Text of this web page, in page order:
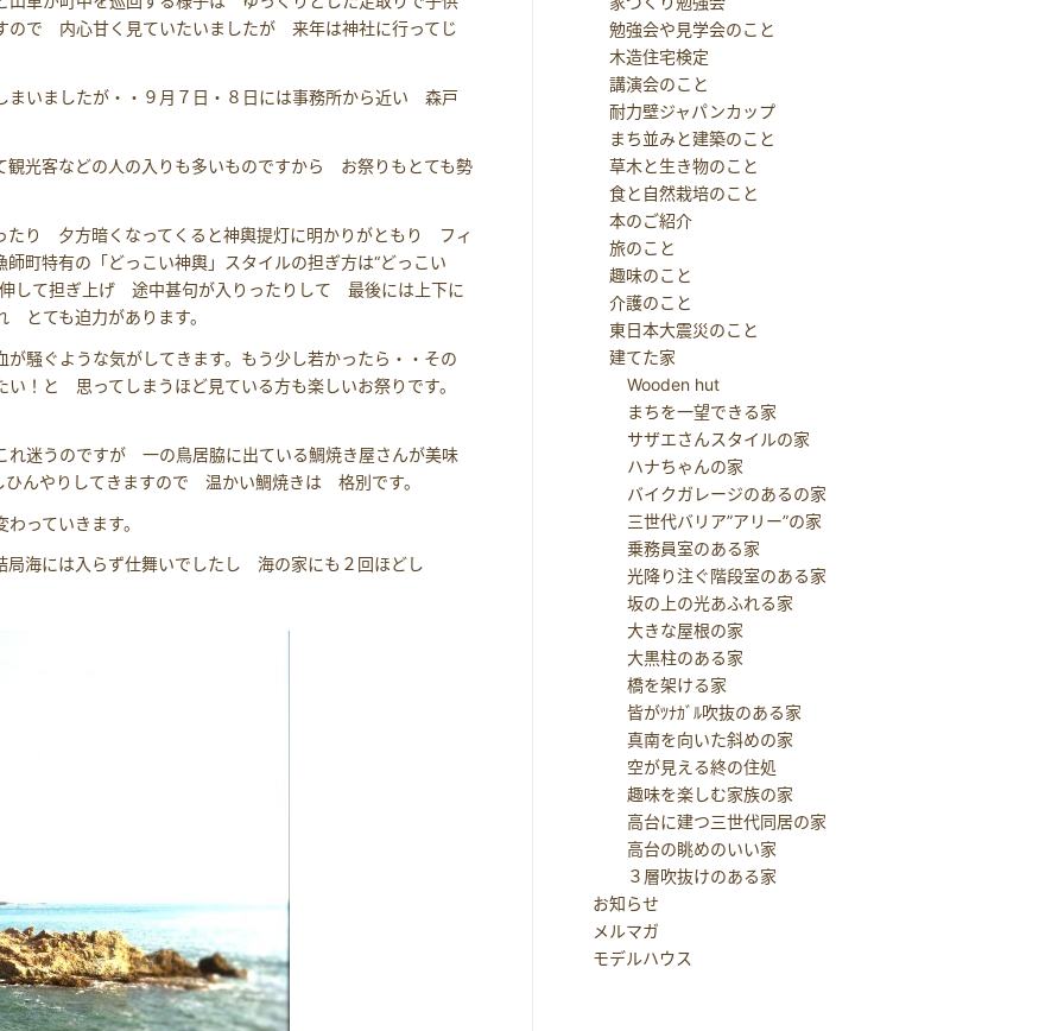
ので 内心甘く見ていたいましたが 来年は神社に行ってじ
いましたが・・９月７日・８日には事務所から近い 森戸
光客などの人の入りも多いものですから お祭りもとても勢
たり 夕方暗くなってくると神輿提灯に明かりがともり フィ
町特有の「どっこい神輿」スタイルの担ぎ方は“どっこい
して担ぎ上げ 途中甚句が入りったりして 最後には上下に
とても迫力があります。
騒ぐような気がしてきます。もう少し若かったら・・その
！と 思ってしまうほど見ている方も楽しいお祭りです。
れ迷うのですが 一の鳥居脇に出ている鯛焼き屋さんが美味
ひんやりしてきますので 温かい鯛焼きは 格別です。
っていきます。
海には入らず仕舞いでしたし 海の家にも２回ほどし
勉強会や見学会のこと
木造住宅検定
講演会のこと
耐力壁ジャパンカップ
まち並みと建築のこと
草木と生き物のこと
食と自然栽培のこと
本のご紹介
旅のこと
趣味のこと
介護のこと
東日本大震災のこと
建てた家
Wooden hut
まちを一望できる家
サザエさんスタイルの家
ハナちゃんの家
バイクガレージのあるの家
三世代バリア”アリー”の家
乗務員室のある家
光降り注ぐ階段室のある家
坂の上の光あふれる家
大きな屋根の家
大黒柱のある家
橋を架ける家
皆がﾂﾅｶﾞﾙ吹抜のある家
真南を向いた斜めの家
空が見える終の住処
趣味を楽しむ家族の家
高台に建つ三世代同居の家
高台の眺めのいい家
３層吹抜けのある家
お知らせ
メルマガ
モデルハウス